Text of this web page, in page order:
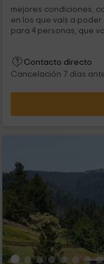
mejores condiciones,
en los que vais a poder disfrutar. La
para 4 personas, que
Contacto directo
Cancelación 7 días